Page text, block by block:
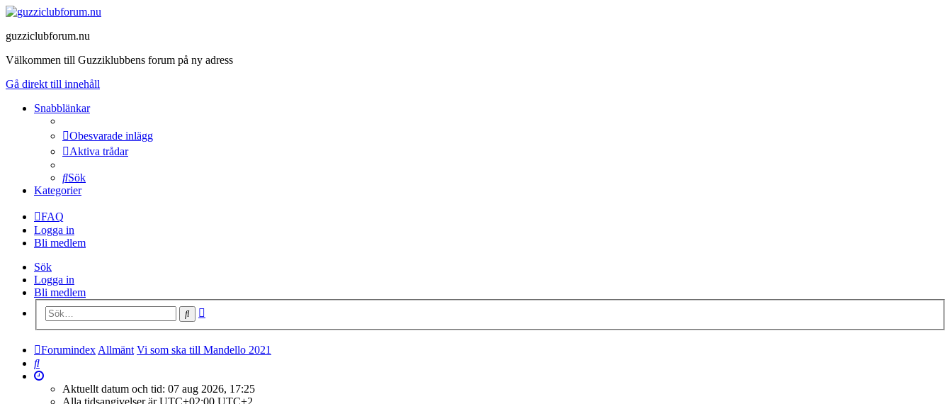
guzziclubforum.nu
Välkommen till Guzziklubbens forum på ny adress
Gå direkt till innehåll
Snabblänkar
Obesvarade inlägg
Aktiva trådar
Sök
Kategorier
FAQ
Logga in
Bli medlem
Sök
Logga in
Bli medlem
Sök
Forumindex Allmänt Vi som ska till Mandello 2021
Sök
Aktuellt datum och tid: 07 aug 2026, 17:25
Alla tidsangivelser är UTC+02:00 UTC+2